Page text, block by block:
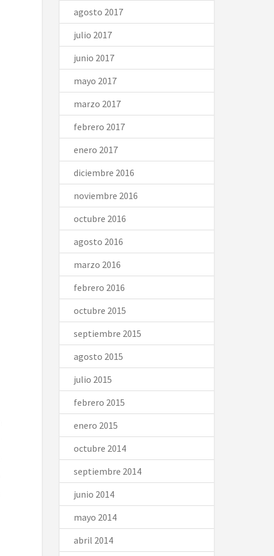
agosto 2017
julio 2017
junio 2017
mayo 2017
marzo 2017
febrero 2017
enero 2017
diciembre 2016
noviembre 2016
octubre 2016
agosto 2016
marzo 2016
febrero 2016
octubre 2015
septiembre 2015
agosto 2015
julio 2015
febrero 2015
enero 2015
octubre 2014
septiembre 2014
junio 2014
mayo 2014
abril 2014